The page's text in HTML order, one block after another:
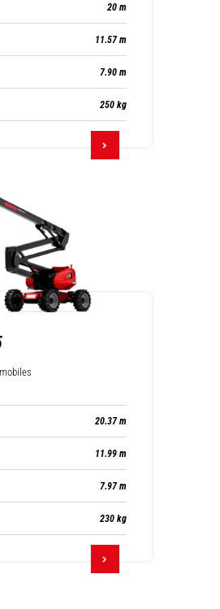
20 m
11.57 m
7.90 m
250 kg
20.37 m
11.99 m
7.97 m
230 kg